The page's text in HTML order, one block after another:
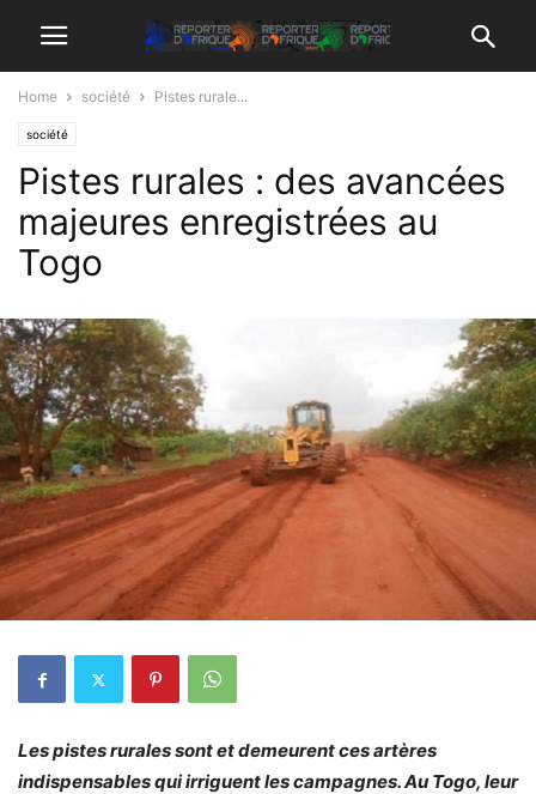
Home société Pistes rurale...
société
Pistes rurales : des avancées
majeures enregistrées au
Togo
Les pistes rurales sont et demeurent ces artères
indispensables qui irriguent les campagnes. Au Togo, leur